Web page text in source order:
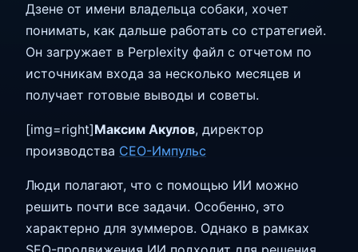
Дзене от имени владельца собаки, хочет
понимать, как дальше работать со стратегией.
Он загружает в Perplexity файл с отчетом по
источникам входа за несколько месяцев и
получает готовые выводы и советы.
[img=right]Максим Акулов, директор
производства СЕО-Импульс
Люди полагают, что с помощью ИИ можно
решить почти все задачи. Особенно, это
характерно для зуммеров. Однако в рамках